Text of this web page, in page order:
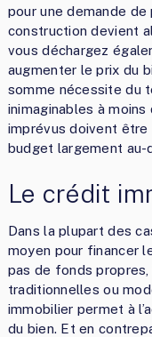
pour une demande
construction devient
vous déchargez
augmenter le prix du
somme nécessite du
inimaginables à moins
imprévus doivent être
budget largement au-
Le crédit
Dans la plupart des
moyen pour financer
pas de fonds propres,
traditionnelles ou
immobilier permet à
du bien. Et en